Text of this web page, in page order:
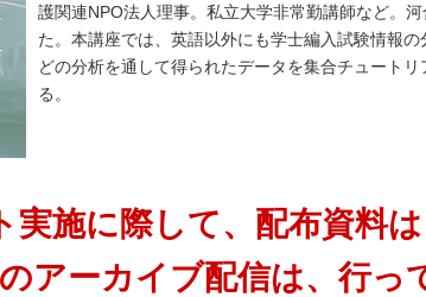
護関連NPO法人理事。私立大学非常勤講師など。
た。本講座では、英語以外にも学士編入試験情報
どの分析を通して得られたデータを集合チュート
る。
実施に際して、配布資料は
アーカイブ配信は、行っ